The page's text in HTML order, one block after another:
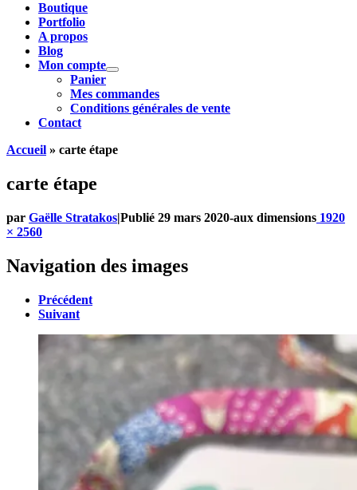
Boutique
Portfolio
A propos
Blog
Mon compte
Panier
Mes commandes
Conditions générales de vente
Contact
Accueil » carte étape
carte étape
par Gaëlle Stratakos|Publié 29 mars 2020-aux dimensions 1920
× 2560
Navigation des images
Précédent
Suivant